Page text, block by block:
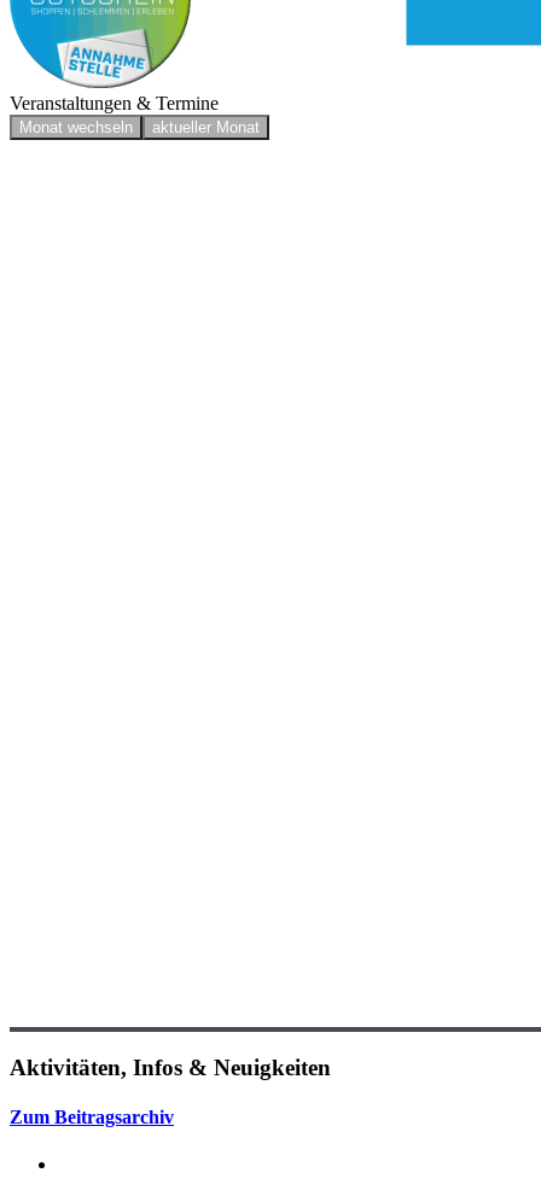
Veranstaltungen & Termine
Monat wechseln aktueller Monat
Aktivitäten, Infos & Neuigkeiten
Zum Beitragsarchiv